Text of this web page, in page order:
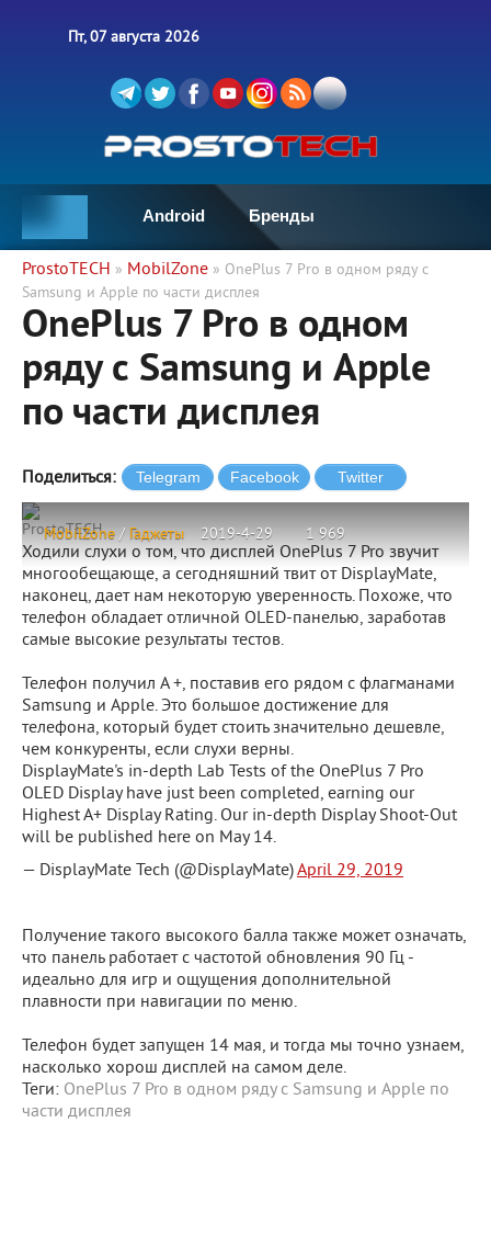
Пт, 07 августа 2026
Android Бренды
ProstoTECH » MobilZone » OnePlus 7 Pro в одном ряду с
Samsung и Apple по части дисплея
OnePlus 7 Pro в одном
ряду с Samsung и Apple
по части дисплея
Поделиться:
MobilZone / Гаджеты 2019-4-29 1 969
ProstoTECH
Ходили слухи о том, что дисплей OnePlus 7 Pro звучит
многообещающе, а сегодняшний твит от DisplayMate,
наконец, дает нам некоторую уверенность. Похоже, что
телефон обладает отличной OLED-панелью, заработав
самые высокие результаты тестов.
Телефон получил A +, поставив его рядом с флагманами
Samsung и Apple. Это большое достижение для
телефона, который будет стоить значительно дешевле,
чем конкуренты, если слухи верны.
DisplayMate's in-depth Lab Tests of the OnePlus 7 Pro
OLED Display have just been completed, earning our
Highest A+ Display Rating. Our in-depth Display Shoot-Out
will be published here on May 14.
— DisplayMate Tech (@DisplayMate)April 29, 2019
Получение такого высокого балла также может означать,
что панель работает с частотой обновления 90 Гц -
идеально для игр и ощущения дополнительной
плавности при навигации по меню.
Телефон будет запущен 14 мая, и тогда мы точно узнаем,
насколько хорош дисплей на самом деле.
Теги: OnePlus 7 Pro в одном ряду с Samsung и Apple по
части дисплея